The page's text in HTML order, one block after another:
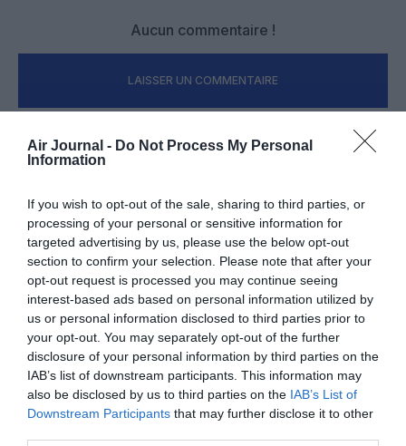
Air Journal - Do Not Process My Personal
Information
If you wish to opt-out of the sale, sharing to third parties, or
processing of your personal or sensitive information for
targeted advertising by us, please use the below opt-out
section to confirm your selection. Please note that after your
opt-out request is processed you may continue seeing
interest-based ads based on personal information utilized by
us or personal information disclosed to third parties prior to
your opt-out. You may separately opt-out of the further
disclosure of your personal information by third parties on the
IAB’s list of downstream participants. This information may
also be disclosed by us to third parties on the IAB’s List of
Downstream Participants that may further disclose it to other
Aucun commentaire !
LAISSER UN COMMENTAIRE
Appel aux lecteurs !
Soutenez Air Journal participezà son
développement !
NOUS SOUTENIR